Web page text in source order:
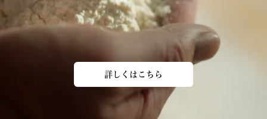
詳しくはこちら